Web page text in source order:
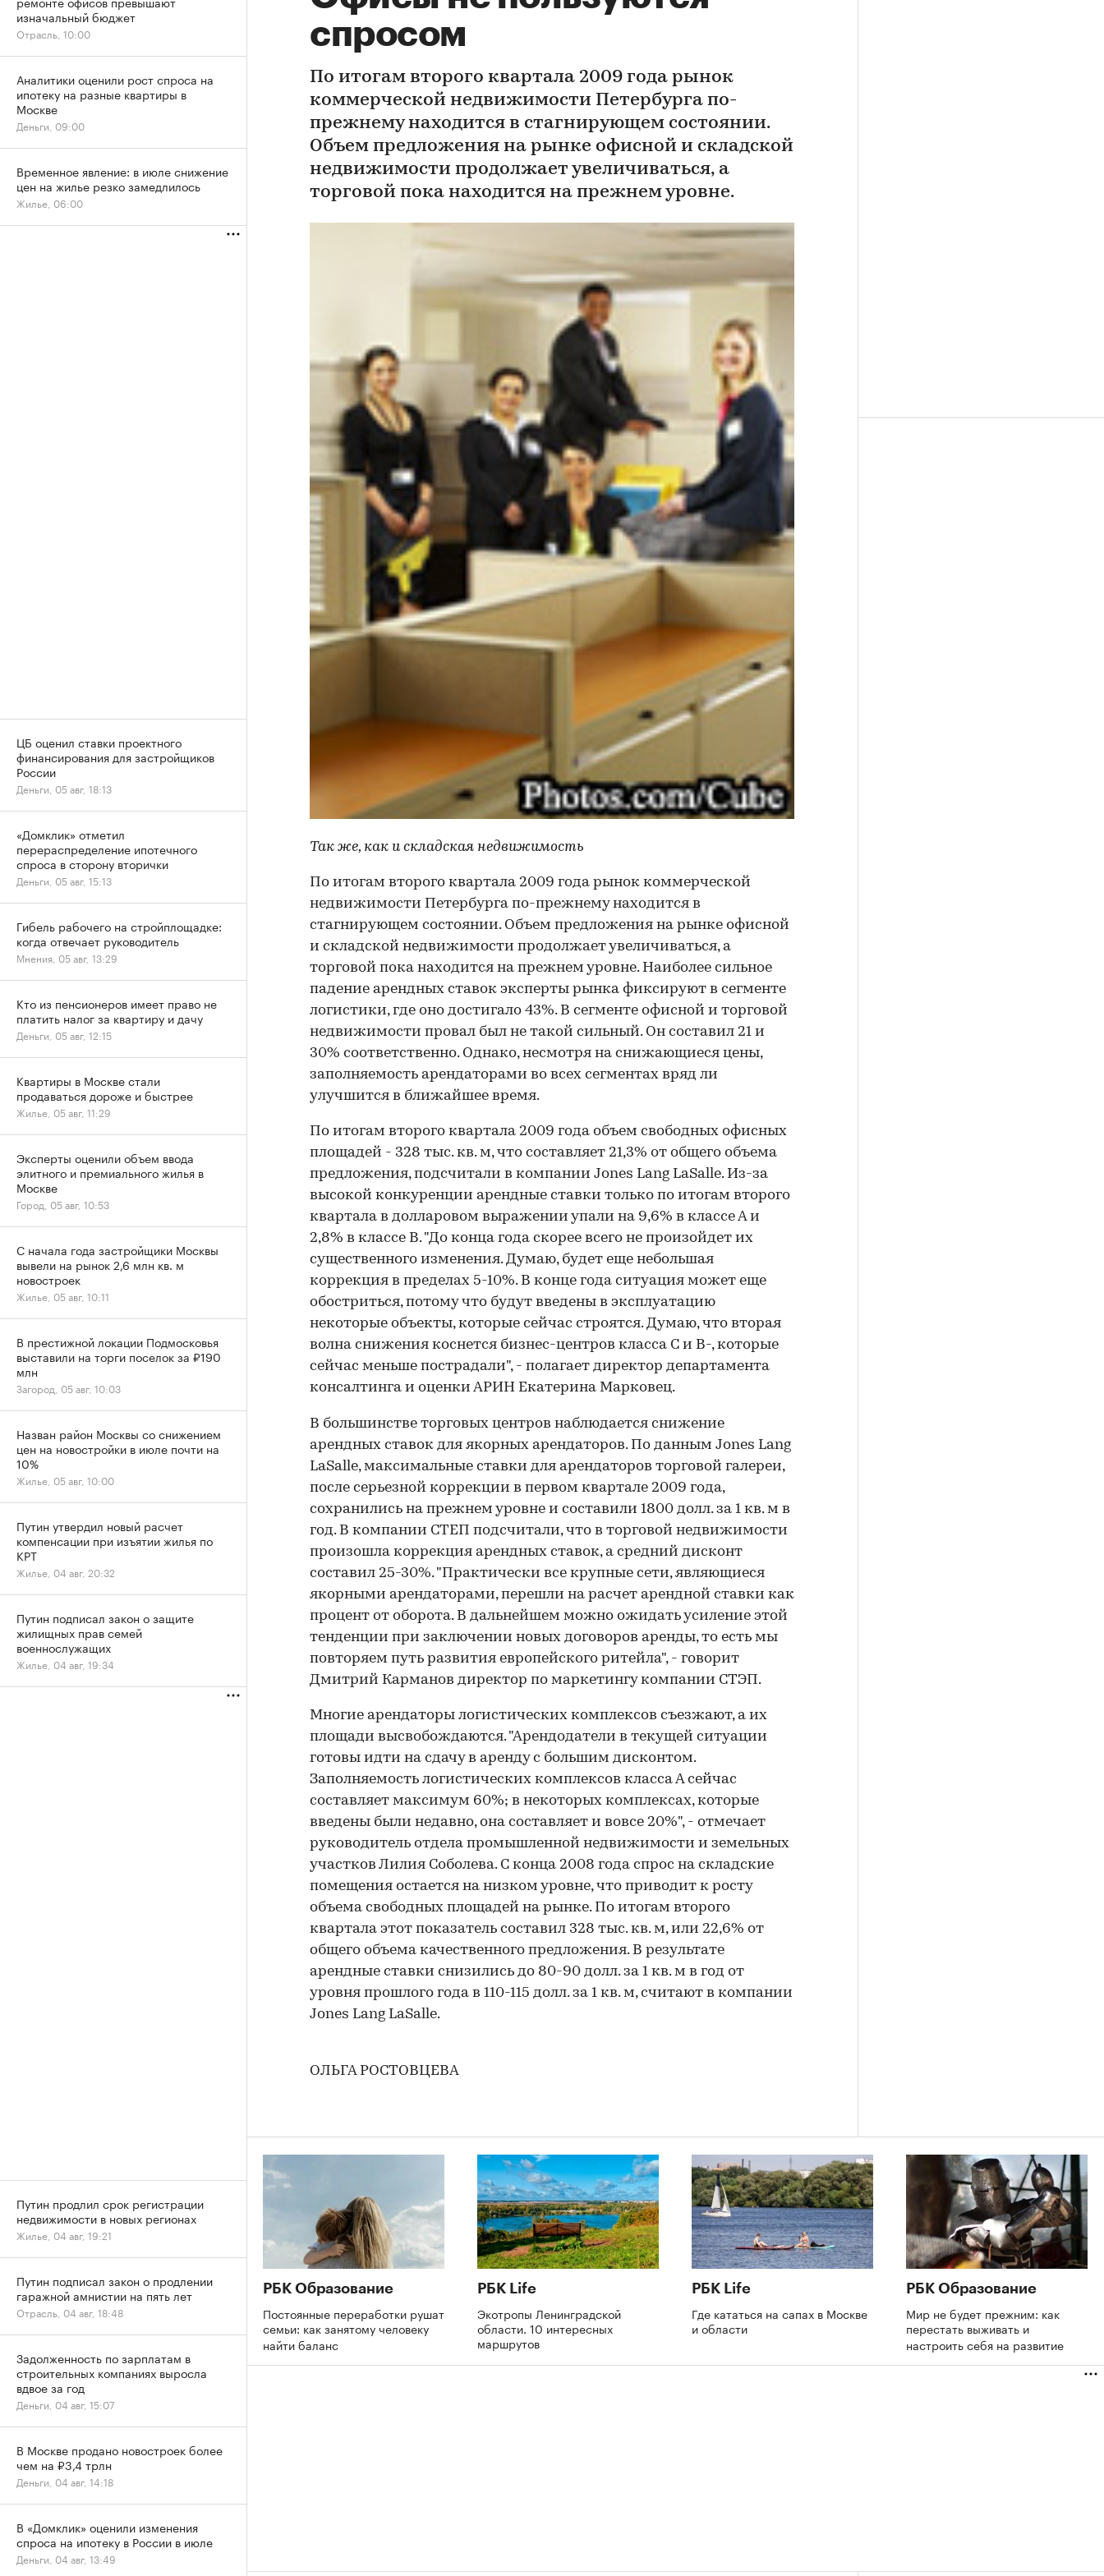
спросом
По итогам второго квартала 2009 года рынок
коммерческой недвижимости Петербурга по-
прежнему находится в стагнирующем состоянии.
Объем предложения на рынке офисной и складской
недвижимости продолжает увеличиваться, а
торговой пока находится на прежнем уровне.
Так же, как и складская недвижимость
По итогам второго квартала 2009 года рынок коммерческой
недвижимости Петербурга по-прежнему находится в
стагнирующем состоянии. Объем предложения на рынке офисной
и складской недвижимости продолжает увеличиваться, а
торговой пока находится на прежнем уровне. Наиболее сильное
падение арендных ставок эксперты рынка фиксируют в сегменте
логистики, где оно достигало 43%. В сегменте офисной и торговой
недвижимости провал был не такой сильный. Он составил 21 и
30% соответственно. Однако, несмотря на снижающиеся цены,
заполняемость арендаторами во всех сегментах вряд ли
улучшится в ближайшее время.
По итогам второго квартала 2009 года объем свободных офисных
площадей - 328 тыс. кв. м, что составляет 21,3% от общего объема
предложения, подсчитали в компании Jones Lang LaSalle. Из-за
высокой конкуренции арендные ставки только по итогам второго
квартала в долларовом выражении упали на 9,6% в классе А и
2,8% в классе В. "До конца года скорее всего не произойдет их
существенного изменения. Думаю, будет еще небольшая
коррекция в пределах 5-10%. В конце года ситуация может еще
обостриться, потому что будут введены в эксплуатацию
некоторые объекты, которые сейчас строятся. Думаю, что вторая
волна снижения коснется бизнес-центров класса С и В-, которые
сейчас меньше пострадали", - полагает директор департамента
консалтинга и оценки АРИН Екатерина Марковец.
00:00 / 00:00
В большинстве торговых центров наблюдается снижение
арендных ставок для якорных арендаторов. По данным Jones Lang
LaSalle, максимальные ставки для арендаторов торговой галереи,
после серьезной коррекции в первом квартале 2009 года,
сохранились на прежнем уровне и составили 1800 долл. за 1 кв. м в
год. В компании СТЕП подсчитали, что в торговой недвижимости
произошла коррекция арендных ставок, а средний дисконт
составил 25-30%. "Практически все крупные сети, являющиеся
якорными арендаторами, перешли на расчет арендной ставки как
процент от оборота. В дальнейшем можно ожидать усиление этой
тенденции при заключении новых договоров аренды, то есть мы
повторяем путь развития европейского ритейла", - говорит
Дмитрий Карманов директор по маркетингу компании СТЭП.
Многие арендаторы логистических комплексов съезжают, а их
площади высвобождаются. "Арендодатели в текущей ситуации
готовы идти на сдачу в аренду с большим дисконтом.
Заполняемость логистических комплексов класса А сейчас
составляет максимум 60%; в некоторых комплексах, которые
введены были недавно, она составляет и вовсе 20%", - отмечает
руководитель отдела промышленной недвижимости и земельных
участков Лилия Соболева. С конца 2008 года спрос на складские
помещения остается на низком уровне, что приводит к росту
объема свободных площадей на рынке. По итогам второго
квартала этот показатель составил 328 тыс. кв. м, или 22,6% от
общего объема качественного предложения. В результате
арендные ставки снизились до 80-90 долл. за 1 кв. м в год от
уровня прошлого года в 110-115 долл. за 1 кв. м, считают в компании
Jones Lang LaSalle.
ОЛЬГА РОСТОВЦЕВА
РБК Образование
Постоянные переработки рушат
семьи: как занятому человеку
найти баланс
РБК Life
Экотропы Ленинградской
области. 10 интересных
маршрутов
РБК Life
Где кататься на сапах в Москве
и области
РБК Образование
Мир не будет прежним: как
перестать выживать и
настроить себя на развитие
изначальный бюджет
Отрасль, 10:00
Аналитики оценили рост спроса на
ипотеку на разные квартиры в
Москве
Деньги, 09:00
Временное явление: в июле снижение
цен на жилье резко замедлилось
Жилье, 06:00
ЦБ оценил ставки проектного
финансирования для застройщиков
России
Деньги, 05 авг, 18:13
«Домклик» отметил
перераспределение ипотечного
спроса в сторону вторички
Деньги, 05 авг, 15:13
Гибель рабочего на стройплощадке:
когда отвечает руководитель
Мнения, 05 авг, 13:29
Кто из пенсионеров имеет право не
платить налог за квартиру и дачу
Деньги, 05 авг, 12:15
Квартиры в Москве стали
продаваться дороже и быстрее
Жилье, 05 авг, 11:29
Эксперты оценили объем ввода
элитного и премиального жилья в
Москве
Город, 05 авг, 10:53
С начала года застройщики Москвы
вывели на рынок 2,6 млн кв. м
новостроек
Жилье, 05 авг, 10:11
В престижной локации Подмосковья
выставили на торги поселок за ₽190
млн
Загород, 05 авг, 10:03
Назван район Москвы со снижением
цен на новостройки в июле почти на
10%
Жилье, 05 авг, 10:00
Путин утвердил новый расчет
компенсации при изъятии жилья по
КРТ
Жилье, 04 авг, 20:32
Путин подписал закон о защите
жилищных прав семей
военнослужащих
Жилье, 04 авг, 19:34
Путин продлил срок регистрации
недвижимости в новых регионах
Жилье, 04 авг, 19:21
Путин подписал закон о продлении
гаражной амнистии на пять лет
Отрасль, 04 авг, 18:48
Задолженность по зарплатам в
строительных компаниях выросла
вдвое за год
Деньги, 04 авг, 15:07
В Москве продано новостроек более
чем на ₽3,4 трлн
Деньги, 04 авг, 14:18
В «Домклик» оценили изменения
спроса на ипотеку в России в июле
Деньги, 04 авг, 13:49